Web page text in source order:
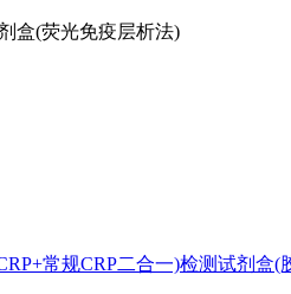
盒(荧光免疫层析法)